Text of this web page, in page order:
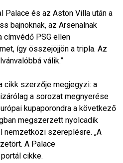
Palace és az Aston Villa után a
bajnoknak, az Arsenalnak
címvédő PSG ellen
így összejöjjön a tripla. Az
válik.”
cikk szerzője megjegyzi: a
a sorozat megnyerése
kupaporondra a következő
megszerzett nyolcadik
nemzetközi szereplésre. „A
A Palace
cikke.